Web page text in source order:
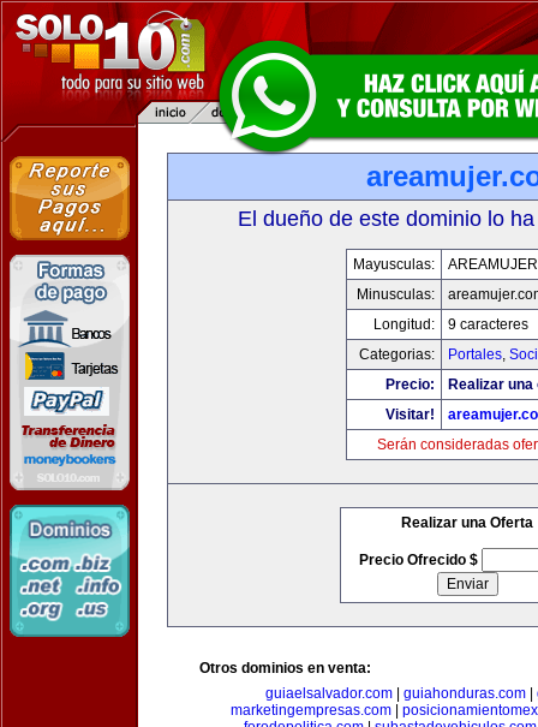
El dueño de este dominio lo
Mayusculas:
Minusculas:
Longitud:
9 caracteres
Categorias:
Portales,
Precio:
Realizar
Visitar!
Serán consideradas
Realizar una Oferta
Precio Ofrecido $
Otros dominios en venta:
guiaelsalvador.com| guiahonduras.com|
marketingempresas.com